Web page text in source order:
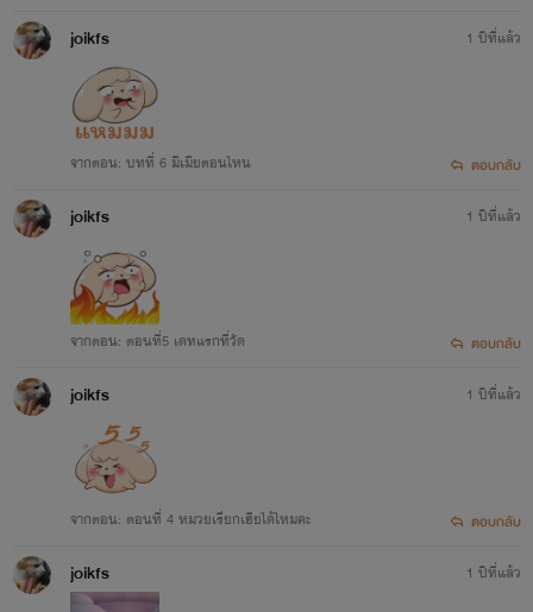
joikfs
จากตอน: บทที่ 6 มีเมียตอนไหน
1 ปีที่แล้ว
ตอบกลับ
joikfs
จากตอน: ตอนที่5 เดทแรกที่วัด
1 ปีที่แล้ว
ตอบกลับ
joikfs
จากตอน: ตอนที่ 4 หมวยเรียกเฮียได้ไหมคะ
1 ปีที่แล้ว
ตอบกลับ
joikfs 1 ปีที่แล้ว